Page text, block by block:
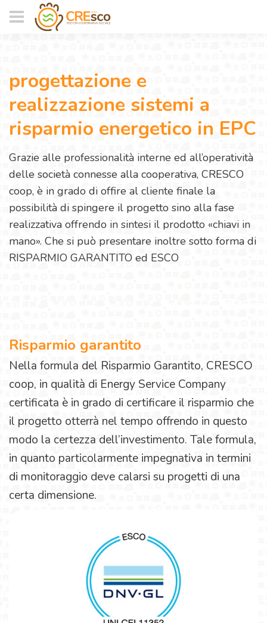
progettazione e
realizzazione sistemi a
risparmio energetico in EPC
Grazie alle professionalità interne ed all’operatività
delle società connesse alla cooperativa, CRESCO
coop, è in grado di offire al cliente finale la
possibilità di spingere il progetto sino alla fase
realizzativa offrendo in sintesi il prodotto «chiavi in
mano». Che si può presentare inoltre sotto forma di
RISPARMIO GARANTITO ed ESCO
Risparmio garantito
Nella formula del Risparmio Garantito, CRESCO
coop, in qualità di Energy Service Company
certificata è in grado di certificare il risparmio che
il progetto otterrà nel tempo offrendo in questo
modo la certezza dell’investimento. Tale formula,
in quanto particolarmente impegnativa in termini
di monitoraggio deve calarsi su progetti di una
certa dimensione.